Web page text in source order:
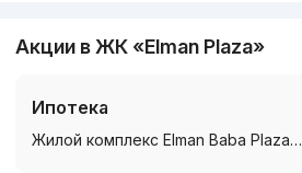
Акции в ЖК «Elman Plaza»
Ипотека
Жилой комплекс Elman Baba Plaza…